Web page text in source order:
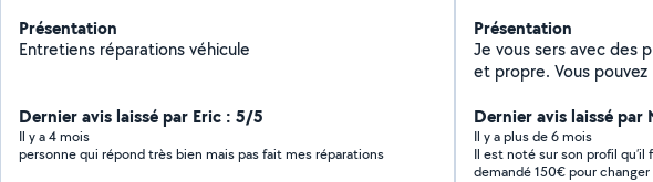
Présentation
Entretiens réparations véhicule
Dernier avis laissé par Eric : 5/5
Il y a 4 mois
personne qui répond très bien mais pas fait mes réparations
Présentation
Je vous sers avec des
et propre. Vous
Dernier avis laissé par
Il y a plus de 6 mois
Il est noté sur son profil qu’il
demandé 150€ pour